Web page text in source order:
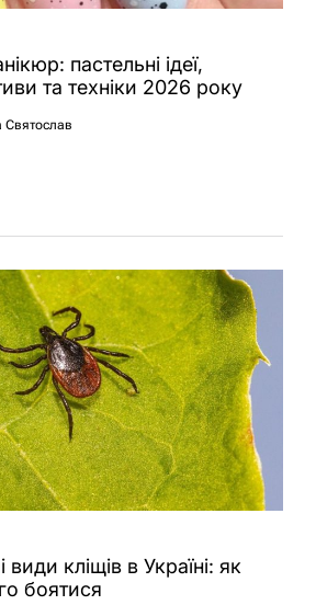
пастельні ідеї,
та техніки 2026 року
Святослав
кліщів в Україні: як
боятися